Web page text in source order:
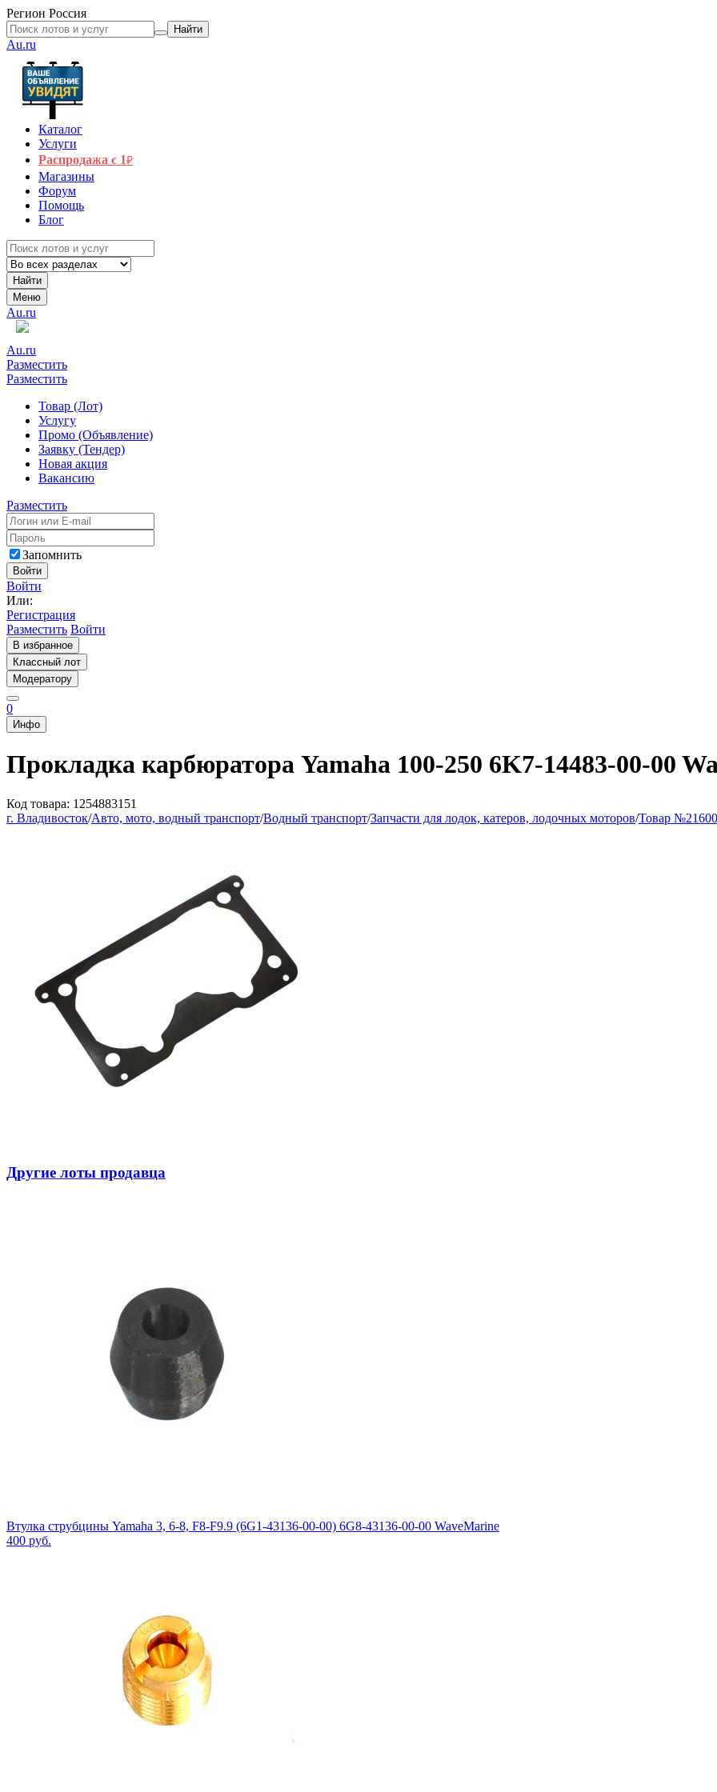
Регион Россия
Найти
Au.ru
Каталог
Услуги
Распродажа с 1₽
Магазины
Форум
Помощь
Блог
Найти
Меню
Au.ru
Au.ru
Разместить
Разместить
Товар (Лот)
Услугу
Промо (Объявление)
Заявку (Тендер)
Новая акция
Вакансию
Разместить
Запомнить
Войти
Войти
Или:
Регистрация
Разместить Войти
В избранное
Классный лот
Модератору
0
Инфо
Прокладка карбюратора Yamaha 100-250 6K7-14483-00-00
Код товара: 1254883151
г. Владивосток/Авто, мото, водный транспорт/Водный транспорт/Запчасти для лодок, катеров, лодочных моторов/Товар
Другие лоты продавца
Втулка струбцины Yamaha 3, 6-8, F8-F9.9 (6G1-43136-00-00) 6G8-43136-00-00 WaveMarine
400 руб.